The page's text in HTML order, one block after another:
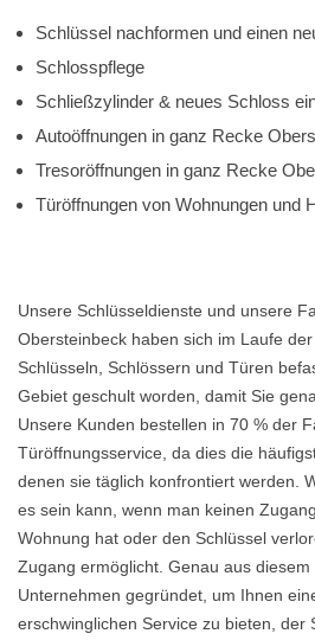
Schlüssel nachformen und einen
Schlosspflege
Schließzylinder & neues Schloss
Autoöffnungen in ganz Recke
Tresoröffnungen in ganz Recke
Türöffnungen von Wohnungen und
Unsere Schlüsseldienste und unsere
Obersteinbeck haben sich im Laufe
Schlüsseln, Schlössern und Türen
Gebiet geschult worden, damit Sie
Unsere Kunden bestellen in 70 % der
Türöffnungsservice, da dies die
denen sie täglich konfrontiert werden.
es sein kann, wenn man keinen
Wohnung hat oder den Schlüssel
Zugang ermöglicht. Genau aus
Unternehmen gegründet, um Ihnen
erschwinglichen Service zu bieten, der